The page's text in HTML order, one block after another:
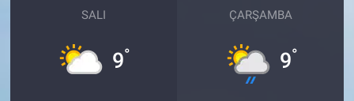
SALI
9°
ÇARŞAMBA
9°